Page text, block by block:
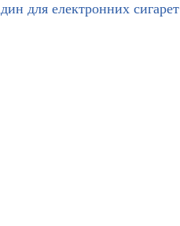
для електронних сигарет